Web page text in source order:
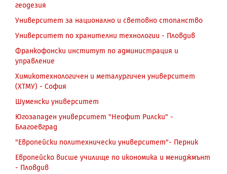
геодезия
Университет за национално и световно стопанство
Университет по хранителни технологии - Пловдив
Франкофонски институт по администрация и
управление
Химикотехнологичен и металургичен университет
(ХТМУ) - София
Шуменски университет
Югозападен университет "Неофит Рилски" -
Благоевград
"Eвропейски политехнически университет"- Перник
Европейско висше училище по икономика и мениджмънт
- Пловдив